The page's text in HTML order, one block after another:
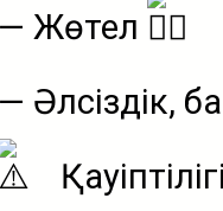
— Жөтел
— Әлсіздік,